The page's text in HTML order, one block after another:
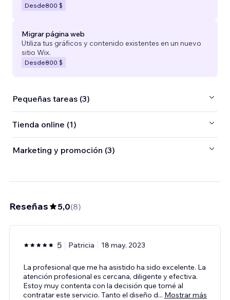
Desde800 $
Migrar página web
Utiliza tus gráficos y contenido existentes en un nuevo
sitio Wix.
Desde800 $
Pequeñas tareas (3)
Tienda online (1)
Marketing y promoción (3)
Reseñas 5,0(8)
5 Patricia 18 may. 2023
La profesional que me ha asistido ha sido excelente. La
atención profesional es cercana, diligente y efectiva.
Estoy muy contenta con la decisión que tomé al
contratar este servicio. Tanto el diseño d... Mostrar más